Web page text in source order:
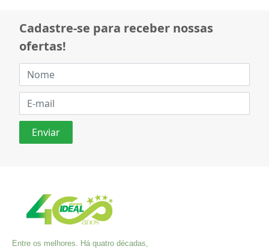
Cadastre-se para receber nossas
ofertas!
Entre os melhores. Há quatro décadas,